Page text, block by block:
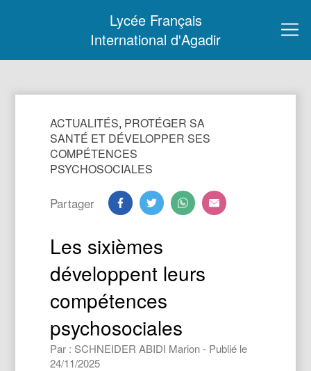
Lycée Français
International d'Agadir
ACTUALITÉS, PROTÉGER SA
SANTÉ ET DÉVELOPPER SES
COMPÉTENCES
PSYCHOSOCIALES
Partager
Les sixièmes
développent leurs
compétences
psychosociales
Par : SCHNEIDER ABIDI Marion - Publié le
24/11/2025